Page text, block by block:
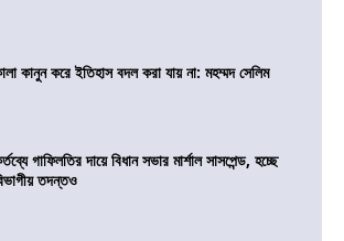
কানুন করে ইতিহাস বদল করা যায় না: মহম্মদ সেলিম
গাফিলতির দায়ে বিধান সভার মার্শাল সাসপেন্ড, হচ্ছে
তদন্তও